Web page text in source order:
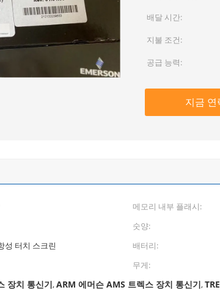
배달 시간:
지불 조건:
공급 능력:
지금 연
메모리 내부 플래시:
숫양:
성 터치 스크린 배터리:
무게:
장치 통신기,ARM 에머슨 AMS 트렉스 장치 통신기,